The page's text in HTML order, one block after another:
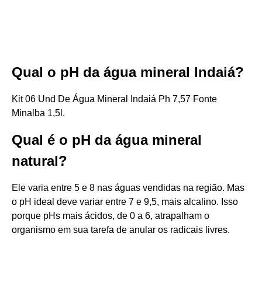
Qual o pH da água mineral Indaiá?
Kit 06 Und De Água Mineral Indaiá Ph 7,57 Fonte
Minalba 1,5l.
Qual é o pH da água mineral
natural?
Ele varia entre 5 e 8 nas águas vendidas na região. Mas
o pH ideal deve variar entre 7 e 9,5, mais alcalino. Isso
porque pHs mais ácidos, de 0 a 6, atrapalham o
organismo em sua tarefa de anular os radicais livres.